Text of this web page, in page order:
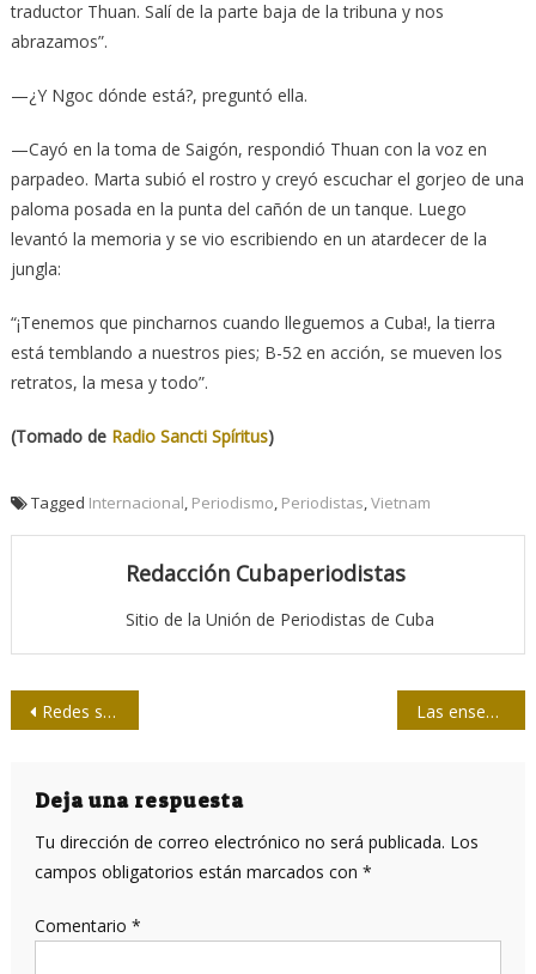
traductor Thuan. Salí de la parte baja de la tribuna y nos
abrazamos”.
—¿Y Ngoc dónde está?, preguntó ella.
—Cayó en la toma de Saigón, respondió Thuan con la voz en
parpadeo. Marta subió el rostro y creyó escuchar el gorjeo de una
paloma posada en la punta del cañón de un tanque. Luego
levantó la memoria y se vio escribiendo en un atardecer de la
jungla:
“¡Tenemos que pincharnos cuando lleguemos a Cuba!, la tierra
está temblando a nuestros pies; B-52 en acción, se mueven los
retratos, la mesa y todo”.
(Tomado de Radio Sancti Spíritus)
Tagged Internacional, Periodismo, Periodistas,Vietnam
Redacción Cubaperiodistas
Sitio de la Unión de Periodistas de Cuba
Navegación
entradas
Redes sociales son principal canal para la comunicación, según encuesta en América Latina Las enseñanzas de Arleen
Deja una respuesta
Tu dirección de correo electrónico no será publicada. Los
campos obligatorios están marcados con *
Comentario *